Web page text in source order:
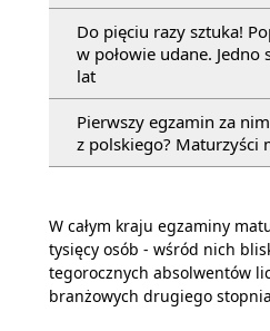
Do pięciu razy sztuka!
w połowie udane. Jedno
lat
Pierwszy egzamin za
z polskiego? Maturzyści
W całym kraju egzaminy
tysięcy osób - wśród nich
tegorocznych absolwentów
branżowych drugiego